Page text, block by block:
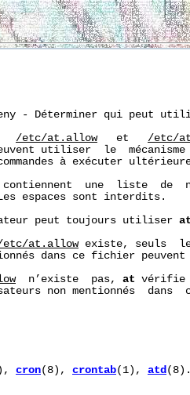
- Déterminer qui peut
/etc/at.allow
   et
/etc/
utiliser  le
à exécuter
une  liste  de
espaces sont interdits.
peut toujours utiliser
etc/at.allow existe, seuls
dans ce fichier
  n’existe  pas,
at
non mentionnés  dans
cron(8), crontab(1), atd